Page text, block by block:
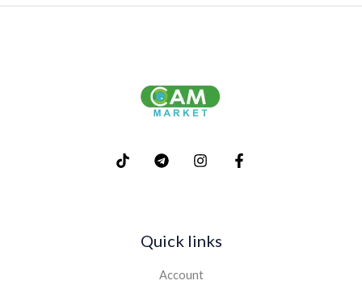
Quick links
Account